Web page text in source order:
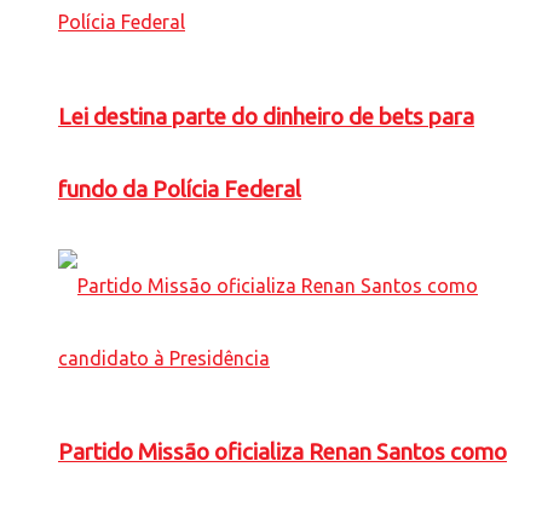
Lei destina parte do dinheiro de bets para
fundo da Polícia Federal
Partido Missão oficializa Renan Santos como